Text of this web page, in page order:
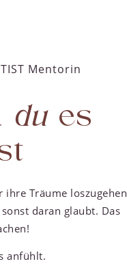
Mentorin
dues
ihre Träume loszugehen
daran glaubt. Das
anfühlt.